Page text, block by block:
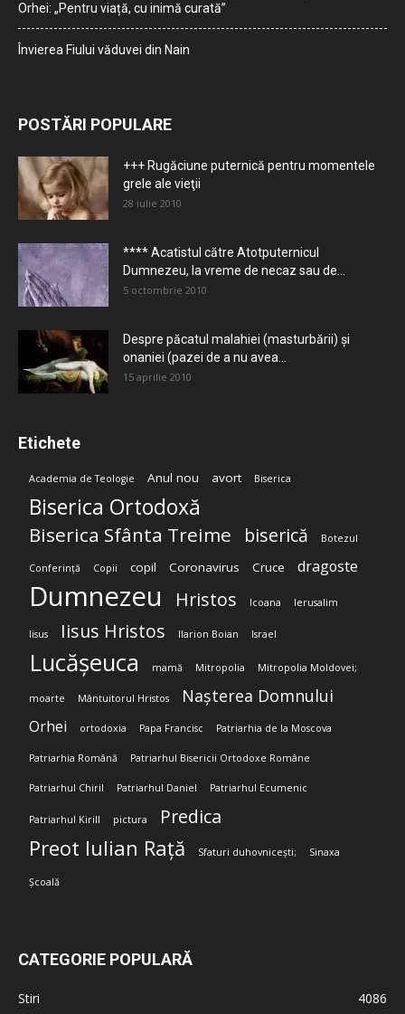
Orhei: „Pentru viață, cu inimă curată”
Învierea Fiului văduvei din Nain
POSTĂRI POPULARE
+++ Rugăciune puternică pentru momentele
grele ale vieţii
28 iulie 2010
**** Acatistul către Atotputernicul
Dumnezeu, la vreme de necaz sau de...
5 octombrie 2010
Despre păcatul malahiei (masturbării) şi
onaniei (pazei de a nu avea...
15 aprilie 2010
Etichete
Academia de Teologie Anul nou avort Biserica
Biserica Ortodoxă
Biserica Sfânta Treime biserică Botezul
Conferință Copii copil Coronavirus Cruce dragoste
Dumnezeu Hristos Icoana Ierusalim
Iisus Iisus Hristos Ilarion Boian Israel
Lucășeuca mamă Mitropolia Mitropolia Moldovei;
moarte Mântuitorul Hristos Nașterea Domnului
Orhei ortodoxia Papa Francisc Patriarhia de la Moscova
Patriarhia Română Patriarhul Bisericii Ortodoxe Române
Patriarhul Chiril Patriarhul Daniel Patriarhul Ecumenic
Patriarhul Kirill pictura Predica
Preot Iulian Rață Sfaturi duhovnicești; Sinaxa
Școală
CATEGORIE POPULARĂ
Stiri
4086